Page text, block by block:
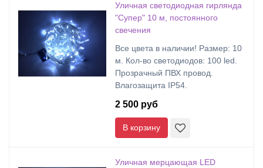
Уличная светодиодная гирлянда
"Супер" 10 м, постоянного
свечения
Все цвета в наличии! Размер: 10
м. Кол-во светодиодов: 100 led.
Прозрачный ПВХ провод.
Влагозащита IP54.
2 500 руб
В корзину
Уличная мерцающая LED